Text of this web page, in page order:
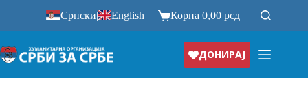
Српски| English Корпа0,00рсд
ДОНИРАЈ